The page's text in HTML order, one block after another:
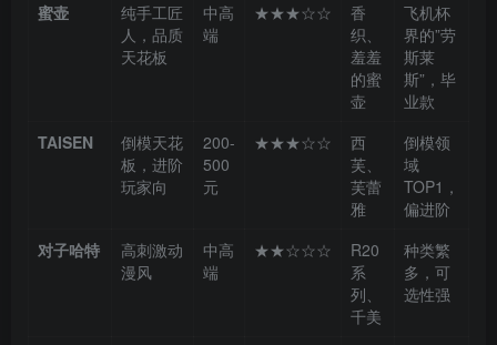
蜜壶
纯手工匠
人，品质
天花板
中高
端
★★★☆☆
香
织、
羞羞
的蜜
壶
飞机杯
界的”劳
斯莱
斯”，毕
业款
TAISEN
倒模天花
板，进阶
玩家向
200-
500
元
★★★☆☆
西
芙、
芙蕾
雅
倒模领
域
TOP1，
偏进阶
对子哈特
高刺激动
漫风
中高
端
★★☆☆☆
R20
系
列、
千美
种类繁
多，可
选性强